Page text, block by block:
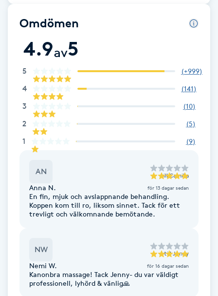
Fotmassage
Fotsvamp
Fotvård
Fransborttagning
Fransfärgning
Fransförlängning Megavolym
Fransk manikyr
Omdömen
4.9av5
5 (+999)
4 (141)
3 (10)
2 (5)
1 (9)
AN till Camilla
Anna N. för 13 dagar sedan
En fin, mjuk och avslappnande behandling.
Koppen kom till ro, liksom sinnet. Tack för ett
trevligt och välkomnande bemötande.
NW till Jenny
Nemi W. för 16 dagar sedan
Kanonbra massage! Tack Jenny- du var väldigt
professionell, lyhörd & vänlig🙏